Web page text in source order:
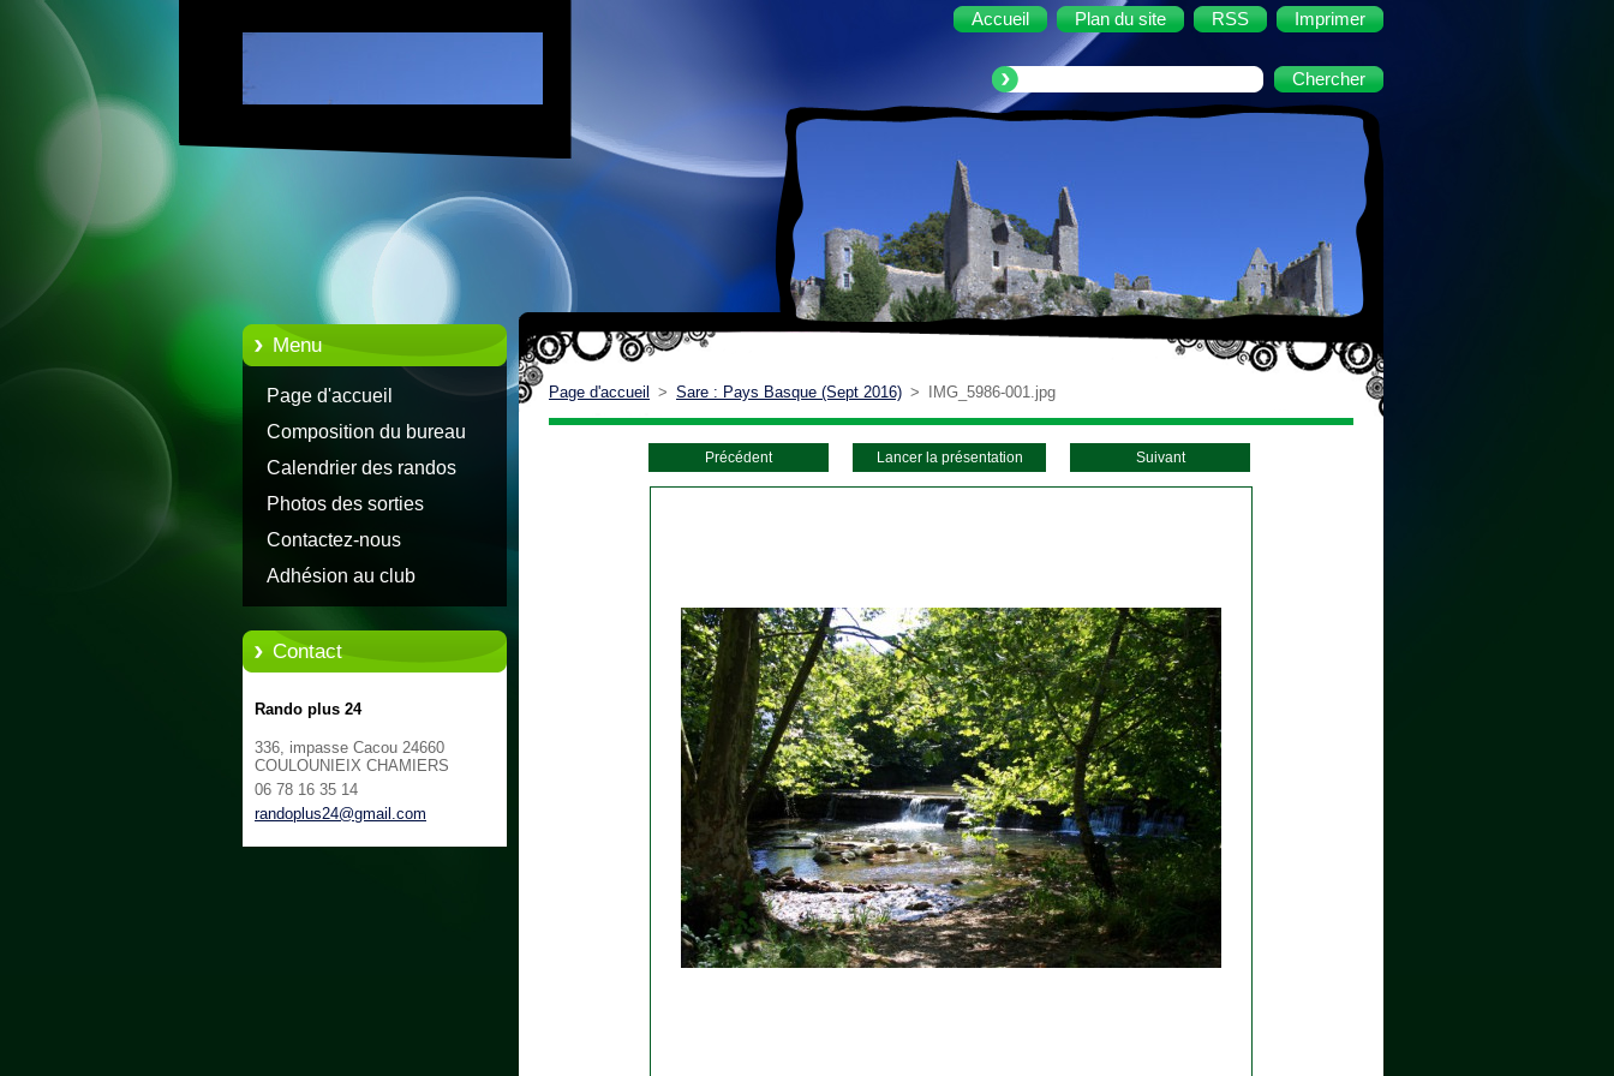
Accueil Plan du site RSS Imprimer
Menu
Page d'accueil
Composition du bureau
Calendrier des randos
Photos des sorties
Contactez-nous
Adhésion au club
Contact
Rando plus 24
336, impasse Cacou 24660
COULOUNIEIX CHAMIERS
06 78 16 35 14
randoplus24@gmai l.com
Page d'accueil > Sare : Pays Basque (Sept 2016) > IMG_5986-001.jpg
Précédent Lancer la présentation Suivant